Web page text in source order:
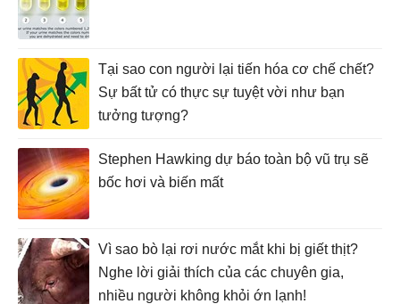
Tại sao con người lại tiến hóa cơ chế chết?
Sự bất tử có thực sự tuyệt vời như bạn
tưởng tượng?
Stephen Hawking dự báo toàn bộ vũ trụ sẽ
bốc hơi và biến mất
Vì sao bò lại rơi nước mắt khi bị giết thịt?
Nghe lời giải thích của các chuyên gia,
nhiều người không khỏi ớn lạnh!